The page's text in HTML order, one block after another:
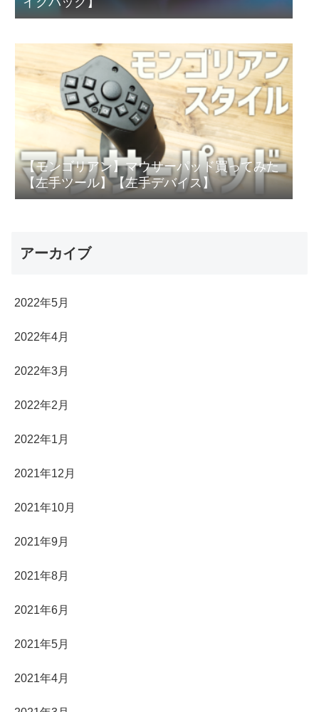
【モンゴリアン】マウサーパッド買ってみた
【左手ツール】【左手デバイス】
アーカイブ
2022年5月
2022年4月
2022年3月
2022年2月
2022年1月
2021年12月
2021年10月
2021年9月
2021年8月
2021年6月
2021年5月
2021年4月